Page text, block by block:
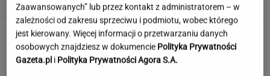
Jedno przekonanie może utrudniać życie
osobom z astygmatyzmem. Zwłaszcza latem
MATERIAŁ PROMOCYJNY
Zaawansowanych” lub przez kontakt z administratorem – w
zależności od zakresu sprzeciwu i podmiotu, wobec którego
jest kierowany. Więcej informacji o przetwarzaniu danych
osobowych znajdziesz w dokumencie Polityka Prywatności
Gazeta.pl i Polityka Prywatności Agora S.A.